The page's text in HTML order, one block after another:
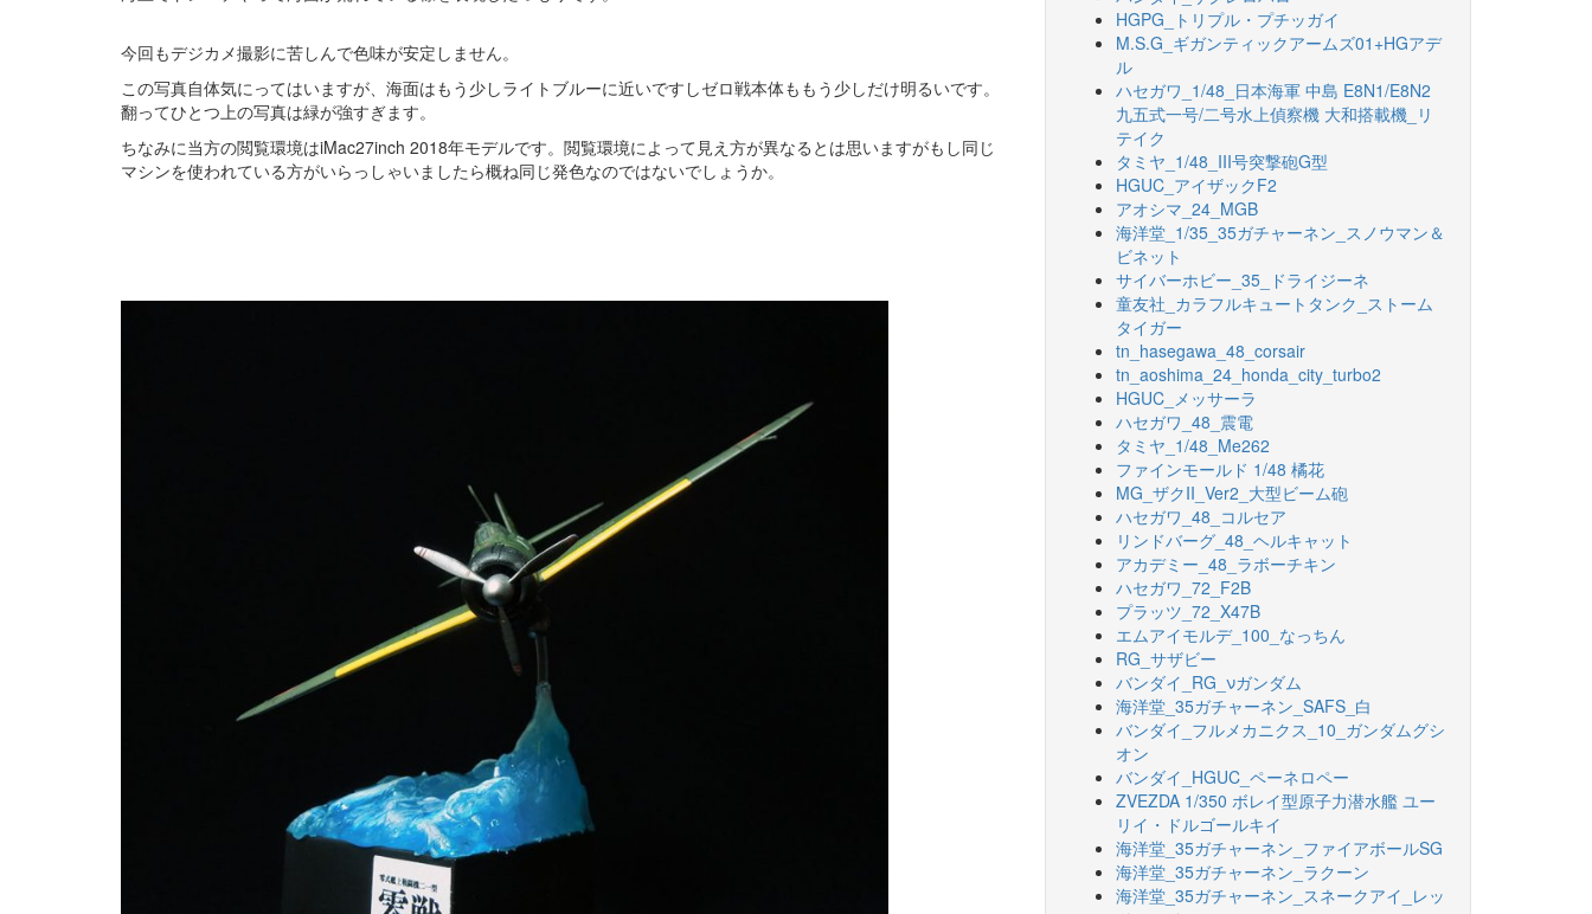
今回もデジカメ撮影に苦しんで色味が安定しません。
この写真自体気にってはいますが、海面はもう少しライトブルーに近いですしゼロ戦本体ももう少しだけ明るいです。
翻ってひとつ上の写真は緑が強すぎます。
ちなみに当方の閲覧環境はiMac27inch 2018年モデルです。閲覧環境によって見え方が異なるとは思いますがもし同じ
マシンを使われている方がいらっしゃいましたら概ね同じ発色なのではないでしょうか。
HGPG_トリプル・プチッガイ
M.S.G_ギガンティックアームズ01+HGアデ
ル
ハセガワ_1/48_日本海軍 中島 E8N1/E8N2
九五式一号/二号水上偵察機 大和搭載機_リ
テイク
タミヤ_1/48_III号突撃砲G型
HGUC_アイザックF2
アオシマ_24_MGB
海洋堂_1/35_35ガチャーネン_スノウマン＆
ビネット
サイバーホビー_35_ドライジーネ
童友社_カラフルキュートタンク_ストーム
タイガー
tn_hasegawa_48_corsair
tn_aoshima_24_honda_city_turbo2
HGUC_メッサーラ
ハセガワ_48_震電
タミヤ_1/48_Me262
ファインモールド 1/48 橘花
MG_ザクII_Ver2_大型ビーム砲
ハセガワ_48_コルセア
リンドバーグ_48_ヘルキャット
アカデミー_48_ラボーチキン
ハセガワ_72_F2B
プラッツ_72_X47B
エムアイモルデ_100_なっちん
RG_サザビー
バンダイ_RG_νガンダム
海洋堂_35ガチャーネン_SAFS_白
バンダイ_フルメカニクス_10_ガンダムグシ
オン
バンダイ_HGUC_ペーネロペー
ZVEZDA 1/350 ボレイ型原子力潜水艦 ユー
リイ・ドルゴールキイ
海洋堂_35ガチャーネン_ファイアボールSG
海洋堂_35ガチャーネン_ラクーン
海洋堂_35ガチャーネン_スネークアイ_レッ